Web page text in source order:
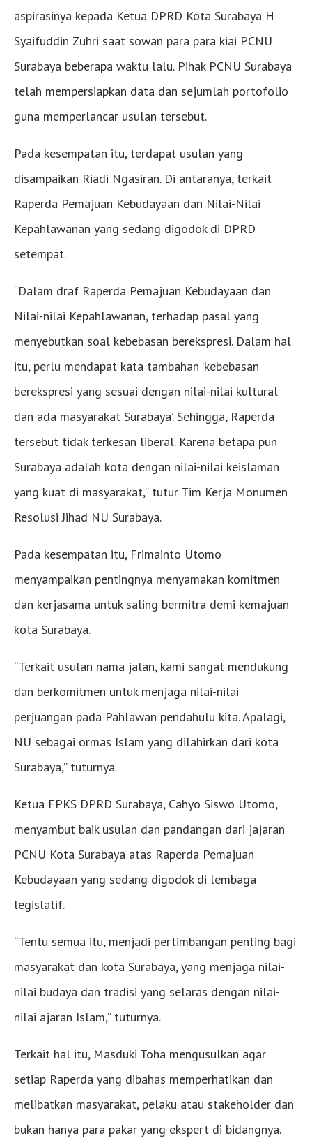
aspirasinya kepada Ketua DPRD Kota Surabaya H
Syaifuddin Zuhri saat sowan para para kiai PCNU
Surabaya beberapa waktu lalu. Pihak PCNU Surabaya
telah mempersiapkan data dan sejumlah portofolio
guna memperlancar usulan tersebut.
Pada kesempatan itu, terdapat usulan yang
disampaikan Riadi Ngasiran. Di antaranya, terkait
Raperda Pemajuan Kebudayaan dan Nilai-Nilai
Kepahlawanan yang sedang digodok di DPRD
setempat.
“Dalam draf Raperda Pemajuan Kebudayaan dan
Nilai-nilai Kepahlawanan, terhadap pasal yang
menyebutkan soal kebebasan berekspresi. Dalam hal
itu, perlu mendapat kata tambahan ‘kebebasan
berekspresi yang sesuai dengan nilai-nilai kultural
dan ada masyarakat Surabaya’. Sehingga, Raperda
tersebut tidak terkesan liberal. Karena betapa pun
Surabaya adalah kota dengan nilai-nilai keislaman
yang kuat di masyarakat,” tutur Tim Kerja Monumen
Resolusi Jihad NU Surabaya.
Pada kesempatan itu, Frimainto Utomo
menyampaikan pentingnya menyamakan komitmen
dan kerjasama untuk saling bermitra demi kemajuan
kota Surabaya.
“Terkait usulan nama jalan, kami sangat mendukung
dan berkomitmen untuk menjaga nilai-nilai
perjuangan pada Pahlawan pendahulu kita. Apalagi,
NU sebagai ormas Islam yang dilahirkan dari kota
Surabaya,” tuturnya.
Ketua FPKS DPRD Surabaya, Cahyo Siswo Utomo,
menyambut baik usulan dan pandangan dari jajaran
PCNU Kota Surabaya atas Raperda Pemajuan
Kebudayaan yang sedang digodok di lembaga
legislatif.
“Tentu semua itu, menjadi pertimbangan penting bagi
masyarakat dan kota Surabaya, yang menjaga nilai-
nilai budaya dan tradisi yang selaras dengan nilai-
nilai ajaran Islam,” tuturnya.
Terkait hal itu, Masduki Toha mengusulkan agar
setiap Raperda yang dibahas memperhatikan dan
melibatkan masyarakat, pelaku atau stakeholder dan
bukan hanya para pakar yang ekspert di bidangnya.